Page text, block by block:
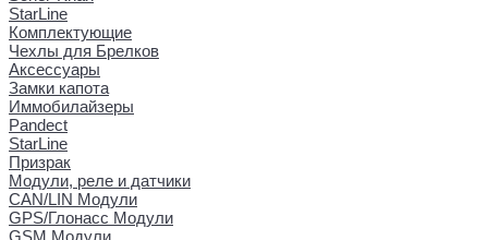
StarLine
Комплектующие
Чехлы для Брелков
Аксессуары
Замки капота
Иммобилайзеры
Pandect
StarLine
Призрак
Модули, реле и датчики
CAN/LIN Модули
GPS/Глонасс Модули
GSM Модули